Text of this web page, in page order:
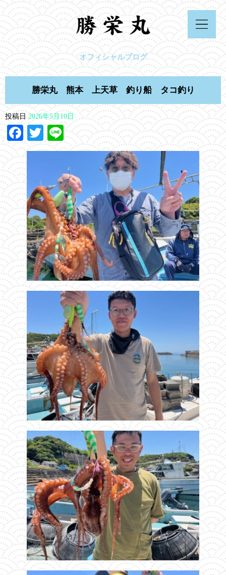
オフィシャルブログ
勝栄丸 熊本 上天草 釣り船 タコ釣り
投稿日 2026年5月10日
Facebook
TwitterLine